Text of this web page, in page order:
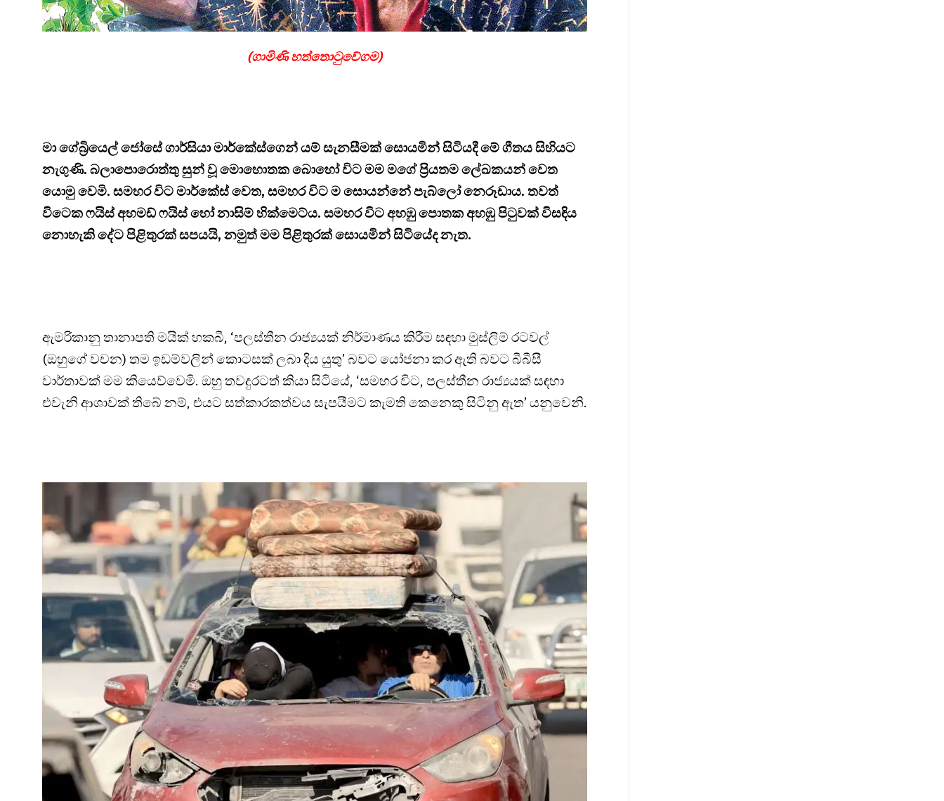
(ගාමිණි හත්තොටුවේගම)
මා ගේබ්‍රියෙල් ජෝසේ ගාර්සියා මාර්කේස්ගෙන් යම් සැනසීමක් සොයමින් සිටියදී මේ ගීතය සිහියට
නැගුණි. බලාපොරොත්තු සුන් වූ මොහොතක බොහෝ විට මම මගේ ප්‍රියතම ලේඛකයන් වෙත
යොමු වෙමි. සමහර විට මාර්කේස් වෙත, සමහර විට ම සොයන්නේ පැබ්ලෝ නෙරූඩාය. තවත්
විටෙක ෆයිස් අහමඩ් ෆයිස් හෝ නාසිම් හික්මෙට්ය. සමහර විට අහඹු පොතක අහඹු පිටුවක් විසඳිය
නොහැකි දේට පිළිතුරක් සපයයි, නමුත් මම පිළිතුරක් සොයමින් සිටියේද නැත.
ඇමරිකානු තානාපති මයික් හකබී, ‘පලස්තීන රාජ්‍යයක් නිර්මාණය කිරීම සඳහා මුස්ලිම් රටවල්
(ඔහුගේ වචන) තම ඉඩම්වලින් කොටසක් ලබා දිය යුතු’ බවට යෝජනා කර ඇති බවට බීබීසී
වාර්තාවක් මම කියෙව්වෙමි. ඔහු තවදුරටත් කියා සිටියේ, ‘සමහර විට, පලස්තීන රාජ්‍යයක් සඳහා
එවැනි ආශාවක් තිබේ නම්, එයට සත්කාරකත්වය සැපයීමට කැමති කෙනෙකු සිටිනු ඇත’ යනුවෙනි.